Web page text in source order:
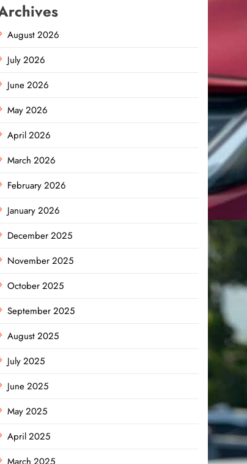
August 2026
July 2026
June 2026
May 2026
April 2026
March 2026
February 2026
January 2026
December 2025
November 2025
October 2025
September 2025
August 2025
July 2025
June 2025
May 2025
April 2025